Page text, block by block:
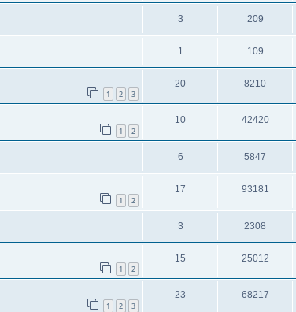
3 209
1 109
1 2 3
20 8210
1 2
10 42420
6 5847
1 2
17 93181
3 2308
1 2
15 25012
1 2 3
23 68217